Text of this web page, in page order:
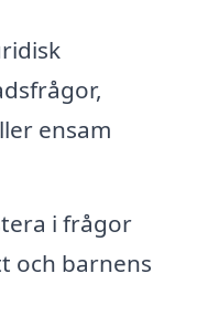
ensam
i frågor
och barnens